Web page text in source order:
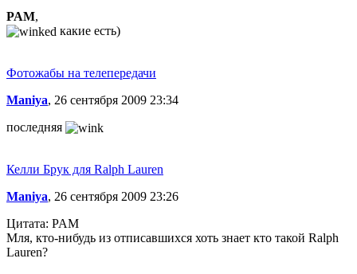
PAM,
какие есть)
Фотожабы на телепередачи
Maniya, 26 сентября 2009 23:34
последняя
Келли Брук для Ralph Lauren
Maniya, 26 сентября 2009 23:26
Цитата: PAM
Мля, кто-нибудь из отписавшихся хоть знает кто такой Ralph
Lauren?